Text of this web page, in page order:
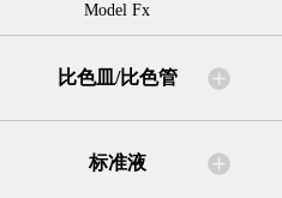
Model Fx
比色皿/比色管
标准液